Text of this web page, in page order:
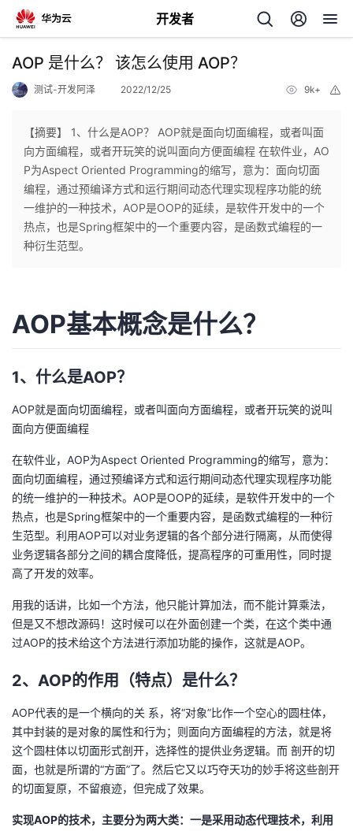
开发者
返
个
人
我
者
我
的
博
客
我
的
论
坛
我
的
圈
子
我
的
直
播
我
的
活
动
我
的
关
注
发
者
学
堂
我
的
课
程
我
的
认
证
我
的
实
验
我
的
收
藏
Programs
的
支
持
我
的
技
术
支
持
我
的
云
声
建
议
AOP 是什么？ 该怎么使用 AOP？
测试-开发阿泽 2022/12/25 9k+
【摘要】 1、什么是AOP？ AOP就是面向切面编程，或者叫面
向方面编程，或者开玩笑的说叫面向方便面编程 在软件业，AO
P为Aspect Oriented Programming的缩写，意为：面向切面
编程，通过预编译方式和运行期间动态代理实现程序功能的统
一维护的一种技术，AOP是OOP的延续，是软件开发中的一个
热点，也是Spring框架中的一个重要内容，是函数式编程的一
种衍生范型。
AOP基本概念是什么？
1、什么是AOP？
AOP就是面向切面编程，或者叫面向方面编程，或者开玩笑的说叫
面向方便面编程
在软件业，AOP为Aspect Oriented Programming的缩写，意为：
面向切面编程，通过预编译方式和运行期间动态代理实现程序功能
的统一维护的一种技术。AOP是OOP的延续，是软件开发中的一个
热点，也是Spring框架中的一个重要内容，是函数式编程的一种衍
生范型。利用AOP可以对业务逻辑的各个部分进行隔离，从而使得
业务逻辑各部分之间的耦合度降低，提高程序的可重用性，同时提
高了开发的效率。
用我的话讲，比如一个方法，他只能计算加法，而不能计算乘法，
但是又不想改源码！这时候可以在外面创建一个类，在这个类中通
过AOP的技术给这个方法进行添加功能的操作，这就是AOP。
2、AOP的作用（特点）是什么？
AOP代表的是一个横向的关 系，将“对象”比作一个空心的圆柱体，
其中封装的是对象的属性和行为；则面向方面编程的方法，就是将
这个圆柱体以切面形式剖开，选择性的提供业务逻辑。而 剖开的切
面，也就是所谓的“方面”了。然后它又以巧夺天功的妙手将这些剖开
的切面复原，不留痕迹，但完成了效果。
实现AOP的技术，主要分为两大类：一是采用动态代理技术，利用